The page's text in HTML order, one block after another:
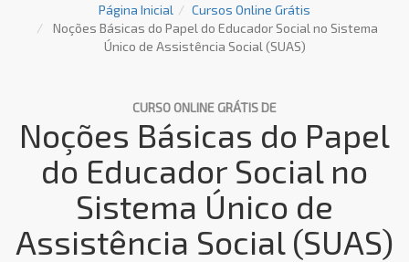
Página Inicial
Cursos Online Grátis
Noções Básicas do Papel do Educador Social no Sistema
Único de Assistência Social (SUAS)
CURSO ONLINE GRÁTIS DE
Noções Básicas do Papel
do Educador Social no
Sistema Único de
Assistência Social (SUAS)